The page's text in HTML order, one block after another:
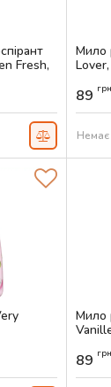
Fresh,
Мило
89 грн
Немає
Мило
89 грн